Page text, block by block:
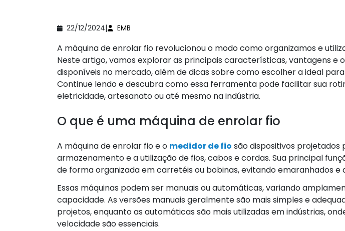
22/12/2024| EMB
A máquina de enrolar fio revolucionou o modo como organizamos e
Neste artigo, vamos explorar as principais características, vantagens e
disponíveis no mercado, além de dicas sobre como escolher a ideal para
Continue lendo e descubra como essa ferramenta pode facilitar sua
eletricidade, artesanato ou até mesmo na indústria.
O que é uma máquina de enrolar fio
A máquina de enrolar fio e o medidor de fio sãodispositivos projetados
armazenamento e a utilização de fios, cabos e cordas. Sua principal
de forma organizada em carretéis ou bobinas, evitando emaranhados e
Essas máquinas podem ser manuais ou automáticas, variando
capacidade. As versões manuais geralmente são mais simples e
projetos, enquanto as automáticas são mais utilizadas em indústrias,
velocidade são essenciais.